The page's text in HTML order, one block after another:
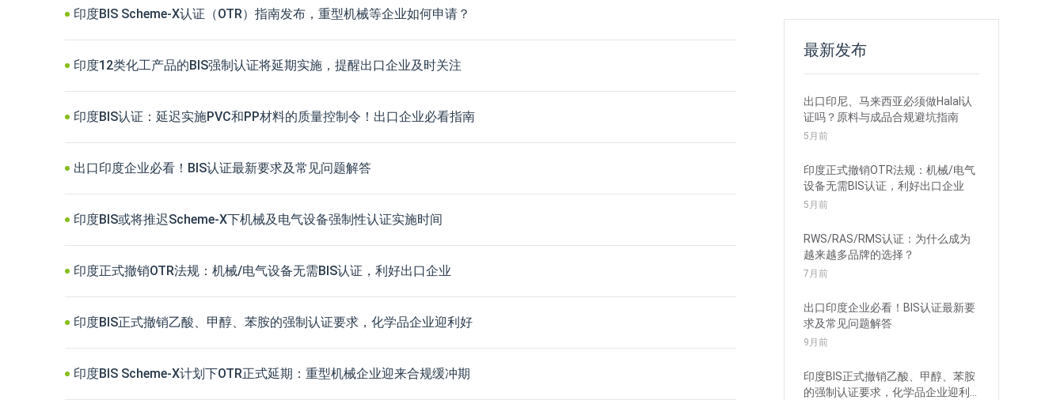
印度BIS Scheme-X认证（OTR）指南发布，重型机械等企业如何申请？
印度12类化工产品的BIS强制认证将延期实施，提醒出口企业及时关注
印度BIS认证：延迟实施PVC和PP材料的质量控制令！出口企业必看指南
出口印度企业必看！BIS认证最新要求及常见问题解答
印度BIS或将推迟Scheme-X下机械及电气设备强制性认证实施时间
印度正式撤销OTR法规：机械/电气设备无需BIS认证，利好出口企业
印度BIS正式撤销乙酸、甲醇、苯胺的强制认证要求，化学品企业迎利好
印度BIS Scheme-X计划下OTR正式延期：重型机械企业迎来合规缓冲期
最新发布
出口印尼、马来西亚必须做Halal认
证吗？原料与成品合规避坑指南
5月前
印度正式撤销OTR法规：机械/电气
设备无需BIS认证，利好出口企业
5月前
RWS/RAS/RMS认证：为什么成为
越来越多品牌的选择？
7月前
出口印度企业必看！BIS认证最新要
求及常见问题解答
9月前
印度BIS正式撤销乙酸、甲醇、苯胺
的强制认证要求，化学品企业迎利